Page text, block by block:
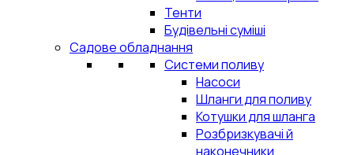
Тенти
Будівельні суміші
Садове обладнання
Системи поливу
Насоси
Шланги для поливу
Котушки для шланга
Розбризкувачі й
наконечники